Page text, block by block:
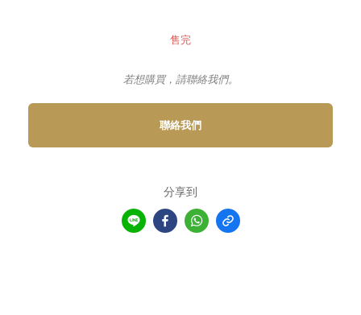
售完
若想購買，請聯絡我們。
聯絡我們
分享到